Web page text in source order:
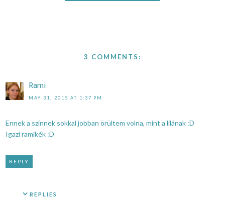
3 COMMENTS:
Rami
MAY 31, 2015 AT 1:37 PM
Ennek a színnek sokkal jobban örültem volna, mint a lilának :D
Igazi ramikék :D
REPLY
REPLIES